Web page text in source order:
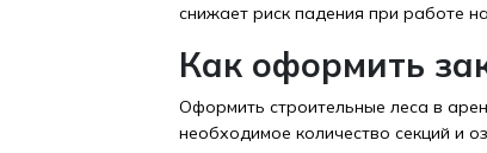
снижает риск падения при работе
Как оформить
Оформить строительные леса в
необходимое количество секций и